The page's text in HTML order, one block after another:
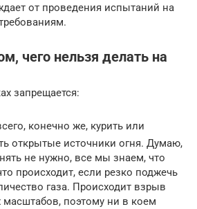
от проведения испытаний на
чего нельзя делать на
запрещается:
конечно же, курить или
открытые источники огня. Думаю,
не нужно, все мы знаем, что
происходит, если резко поджечь
газа. Происходит взрыв
поэтому ни в коем